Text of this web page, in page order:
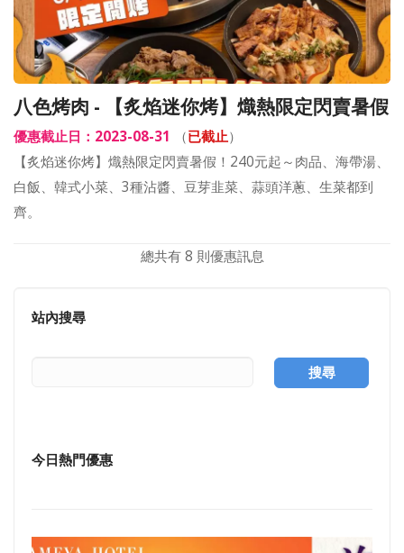
八色烤肉 - 【炙焰迷你烤】熾熱限定閃賣暑假
優惠截止日：2023-08-31 （已截止）
【炙焰迷你烤】熾熱限定閃賣暑假！240元起～肉品、海帶湯、
白飯、韓式小菜、3種沾醬、豆芽韭菜、蒜頭洋蔥、生菜都到
齊。
總共有 8 則優惠訊息
站內搜尋
搜尋
今日熱門優惠